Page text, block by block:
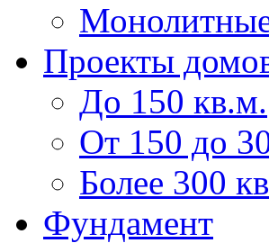
Проекты
До 150 кв.м.
От 150 до
Более 300
Фундамент